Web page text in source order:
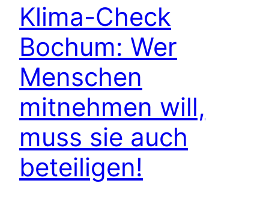
Klima-Check
Bochum: Wer
Menschen
mitnehmen will,
muss sie auch
beteiligen!